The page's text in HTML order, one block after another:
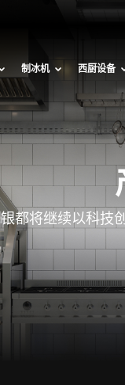
制冰机 西厨设备
银都将继续以科技